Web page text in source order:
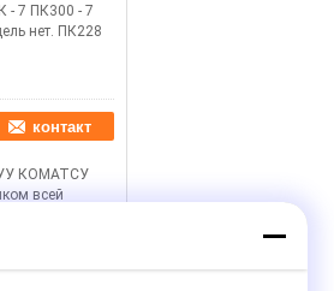
- 7 ПК300 - 7
нет. ПК228
контакт
КОМАТСУ
всей